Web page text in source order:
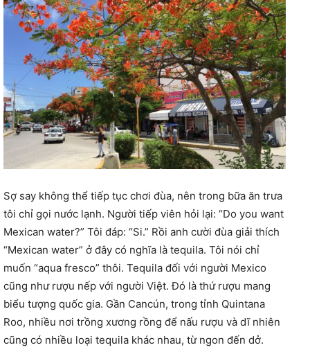
Sợ say không thể tiếp tục chơi đùa, nên trong bữa ăn trưa
tôi chỉ gọi nước lạnh. Người tiếp viên hỏi lại: “Do you want
Mexican water?” Tôi đáp: “Si.” Rồi anh cười đùa giải thích
“Mexican water” ở đây có nghĩa là tequila. Tôi nói chỉ
muốn “aqua fresco” thôi. Tequila đối với người Mexico
cũng như rượu nếp với người Việt. Đó là thứ rượu mang
biểu tượng quốc gia. Gần Cancún, trong tỉnh Quintana
Roo, nhiều nơi trồng xương rồng để nấu rượu và dĩ nhiên
cũng có nhiều loại tequila khác nhau, từ ngon đến dở.